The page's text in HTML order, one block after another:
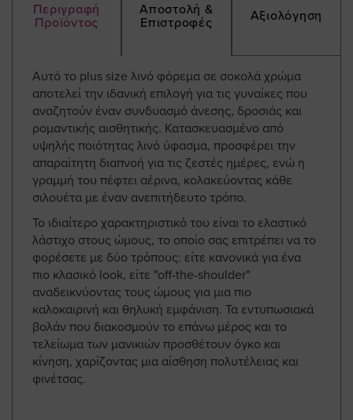
Περιγραφή
Προϊόντος
Αποστολή &
Επιστροφές
Αξιολόγηση
Αυτό το plus size λινό φόρεμα σε σοκολά χρώμα
αποτελεί την ιδανική επιλογή για τις γυναίκες που
αναζητούν έναν συνδυασμό άνεσης, δροσιάς και
ρομαντικής αισθητικής. Κατασκευασμένο από
υψηλής ποιότητας λινό ύφασμα, προσφέρει την
απαραίτητη διαπνοή για τις ζεστές ημέρες, ενώ η
γραμμή του πέφτει αέρινα, κολακεύοντας κάθε
σιλουέτα με έναν ανεπιτήδευτο τρόπο.
Το ιδιαίτερο χαρακτηριστικό του είναι το ελαστικό
λάστιχο στους ώμους, το οποίο σας επιτρέπει να το
φορέσετε με δύο τρόπους: είτε κανονικά για ένα
πιο κλασικό look, είτε "off-the-shoulder"
αναδεικνύοντας τους ώμους για μια πιο
καλοκαιρινή και θηλυκή εμφάνιση. Τα εντυπωσιακά
βολάν που διακοσμούν το επάνω μέρος και το
τελείωμα των μανικιών προσθέτουν όγκο και
κίνηση, χαρίζοντας μια αίσθηση πολυτέλειας και
φινέτσας.